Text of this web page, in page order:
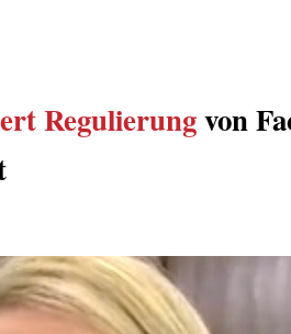
Regulierungvon